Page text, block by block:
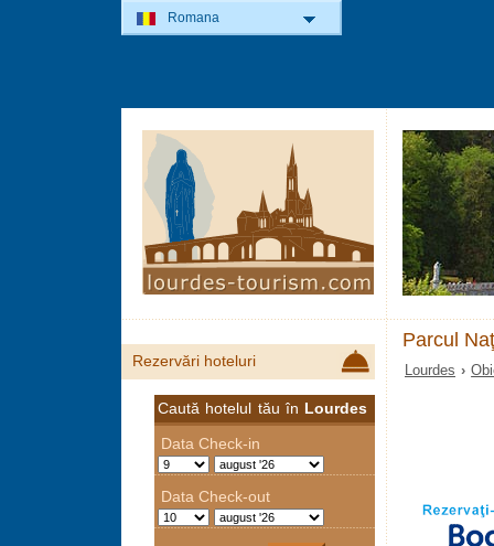
Parcul
Lourdes ›
Rezervări hoteluri
Caută hotelul tău în Lourdes
Romana